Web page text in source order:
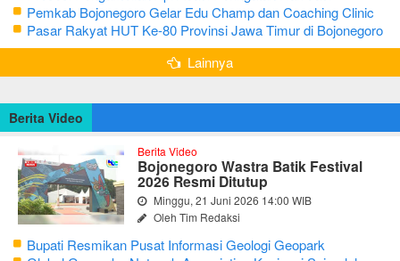
Bojonegoro Ke-348
Pemkab Bojonegoro Gelar Edu Champ dan Coaching Clinic
Seni Reog dan Jaranan
Pasar Rakyat HUT Ke-80 Provinsi Jawa Timur di Bojonegoro
Lainnya
Berita Video
Berita Video
Bojonegoro Wastra Batik Festival
2026 Resmi Ditutup
Minggu, 21 Juni 2026 14:00 WIB
Oleh Tim Redaksi
Bupati Resmikan Pusat Informasi Geologi Geopark